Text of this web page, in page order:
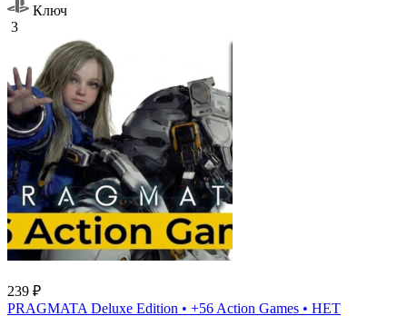
Ключ
3
239 ₽
PRAGMATA Deluxe Edition • +56 Action Games • НЕТ